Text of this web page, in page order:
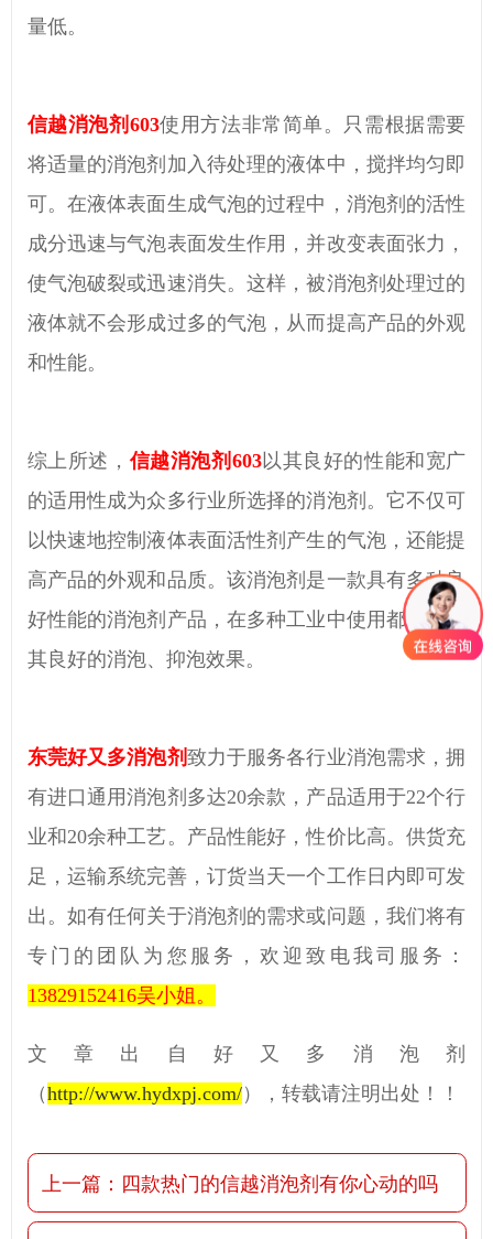
量低。
信越消泡剂 603使用方法非常简单。只需根据需要
将适量的消泡剂加入待处理的液体中，搅拌均匀即
可。在液体表面生成气泡的过程中，消泡剂的活性
成分迅速与气泡表面发生作用，并改变表面张力，
使气泡破裂或迅速消失。这样，被消泡剂处理过的
液体就不会形成过多的气泡，从而提高产品的外观
和性能。
综上所述， 信越消泡剂 603以其 良好的性能和 宽广
的适用性成为众多行业所选择的消泡剂。它不仅可
以快速地控制液体表面活性剂产生的气泡，还能提
高产品的外观和品质。 该消泡剂是一款具有多种良
好性能的消泡剂产品，在多种工业中使用都能表现
其良好的消泡、抑泡效果。
东莞好又多消泡剂致力于服务各行业消泡需求，拥
有进口通用消泡剂多达20余款，产品适用于22个行
业和20余种工艺。产品性能好，性价比高。供货充
足，运输系统完善，订货当天一个工作日内即可发
出。如有任何关于消泡剂的需求或问题，我们将有
专门的团队为您服务，欢迎致电我司服务：
13829152416吴小姐。
文章出自好又多消泡剂
（http://www.hydxpj.com/） ，转载请注明出处！！
上一篇： 四款热门的信越消泡剂有你心动的吗